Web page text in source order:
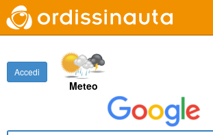
Accedi
Meteo